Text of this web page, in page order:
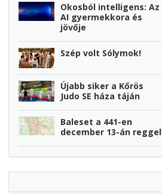
Okosból intelligens: Az
AI gyermekkora és
jövője
Szép volt Sólymok!
Újabb siker a Kőrös
Judo SE háza táján
Baleset a 441-en
december 13-án reggel